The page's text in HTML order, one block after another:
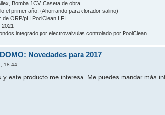
Bomba 1CV, Caseta de obra.
el primer año, (Ahorrando para clorador salino)
de ORP/pH PoolClean LFI
: 2021
integrado por electrovalvulas controlado por PoolClean.
Novedades para 2017
18:44
y este producto me interesa. Me puedes mandar más